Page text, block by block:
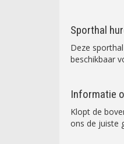
Sporthal
Deze
beschikbaar
Informatie
Klopt de
ons de juiste